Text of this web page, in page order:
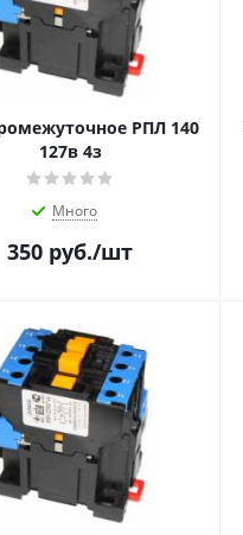
РПЛ 140
127в 4з
Много
350 руб./шт